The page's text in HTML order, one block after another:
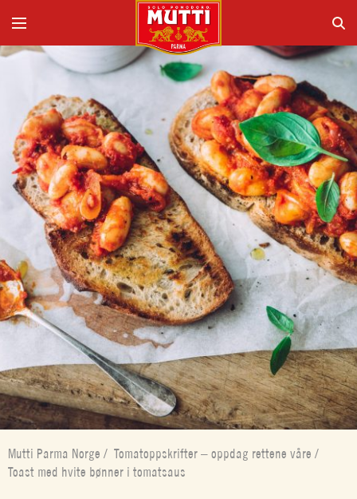
Mutti Parma Norge / Tomatoppskrifter – oppdag rettene våre /
Toast med hvite bønner i tomatsaus